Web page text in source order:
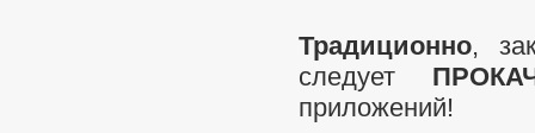
Традиционно,
следует
приложений!